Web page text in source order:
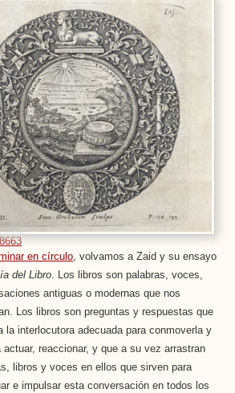
en círculo, volvamos a Zaid y su ensayo
del Libro. Los libros son palabras, voces,
antiguas o modernas que nos
Los libros son preguntas y respuestas que
la interlocutora adecuada para conmoverla y
actuar, reaccionar, y que a su vez arrastran
libros y voces en ellos que sirven para
e impulsar esta conversación en todos los